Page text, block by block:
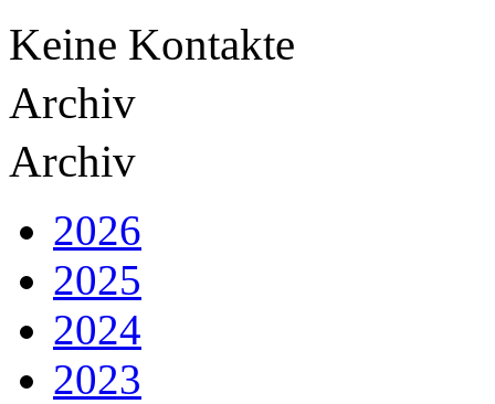
Keine Kontakte
Archiv
Archiv
2026
2025
2024
2023